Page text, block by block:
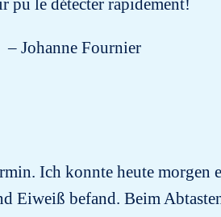
– Johanne Fournier
Ich konnte heute morgen
Eiweiß befand. Beim